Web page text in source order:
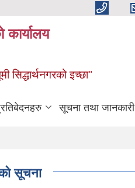
कार्यालय
सिद्धार्थनगरको इच्छा"
सूचना तथा जानकारी
सूचना